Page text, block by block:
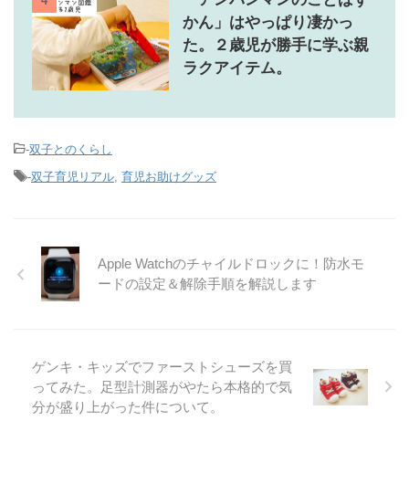
かん」はやっぱり凄かっ
た。２歳児が勝手に学ぶ親
ラクアイテム。
-双子とのくらし
-双子育児リアル, 育児お助けグッズ
Apple Watchのチャイルドロックに！防水モ
ードの設定＆解除手順を解説します
ゲンキ・キッズでファーストシューズを買
ってみた。足型計測器がやたら本格的で気
分が盛り上がった件について。